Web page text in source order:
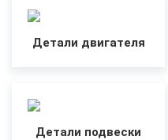
Детали двигателя
Детали подвески